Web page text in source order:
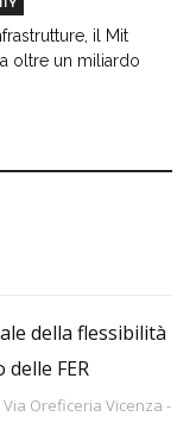
il Mit
oltre un miliardo
della flessibilità
FER
Via Oreficeria Vicenza -